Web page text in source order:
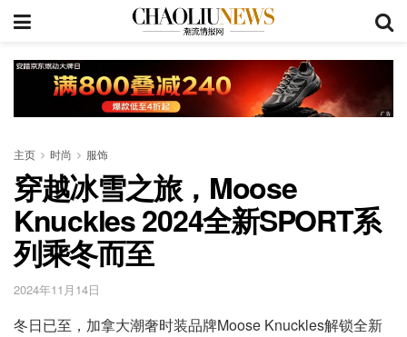
主页 时尚 服饰
穿越冰雪之旅，Moose
Knuckles 2024全新SPORT系
列乘冬而至
2024年11月14日
冬日已至，加拿大潮奢时装品牌Moose Knuckles解锁全新